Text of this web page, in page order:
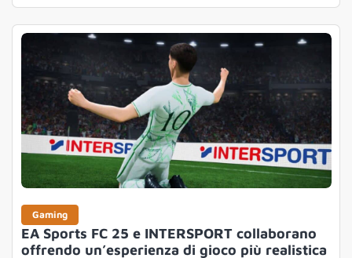
Gaming
EA Sports FC 25 e INTERSPORT collaborano
offrendo un’esperienza di gioco più realistica